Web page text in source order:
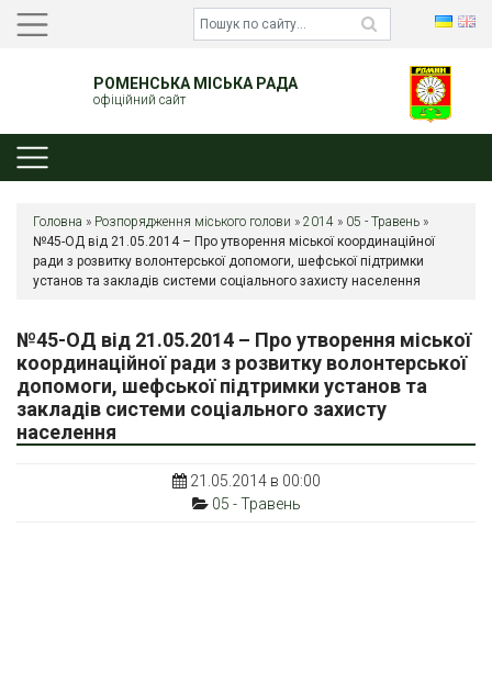
РОМЕНСЬКА МІСЬКА РАДА
офіційний сайт
Головна » Розпорядження міського голови » 2014 » 05 - Травень »
№45-ОД від 21.05.2014 – Про утворення міської координаційної
ради з розвитку волонтерської допомоги, шефської підтримки
установ та закладів системи соціального захисту населення
№45-ОД від 21.05.2014 – Про утворення міської
координаційної ради з розвитку волонтерської
допомоги, шефської підтримки установ та
закладів системи соціального захисту
населення
21.05.2014 в 00:00
05 - Травень